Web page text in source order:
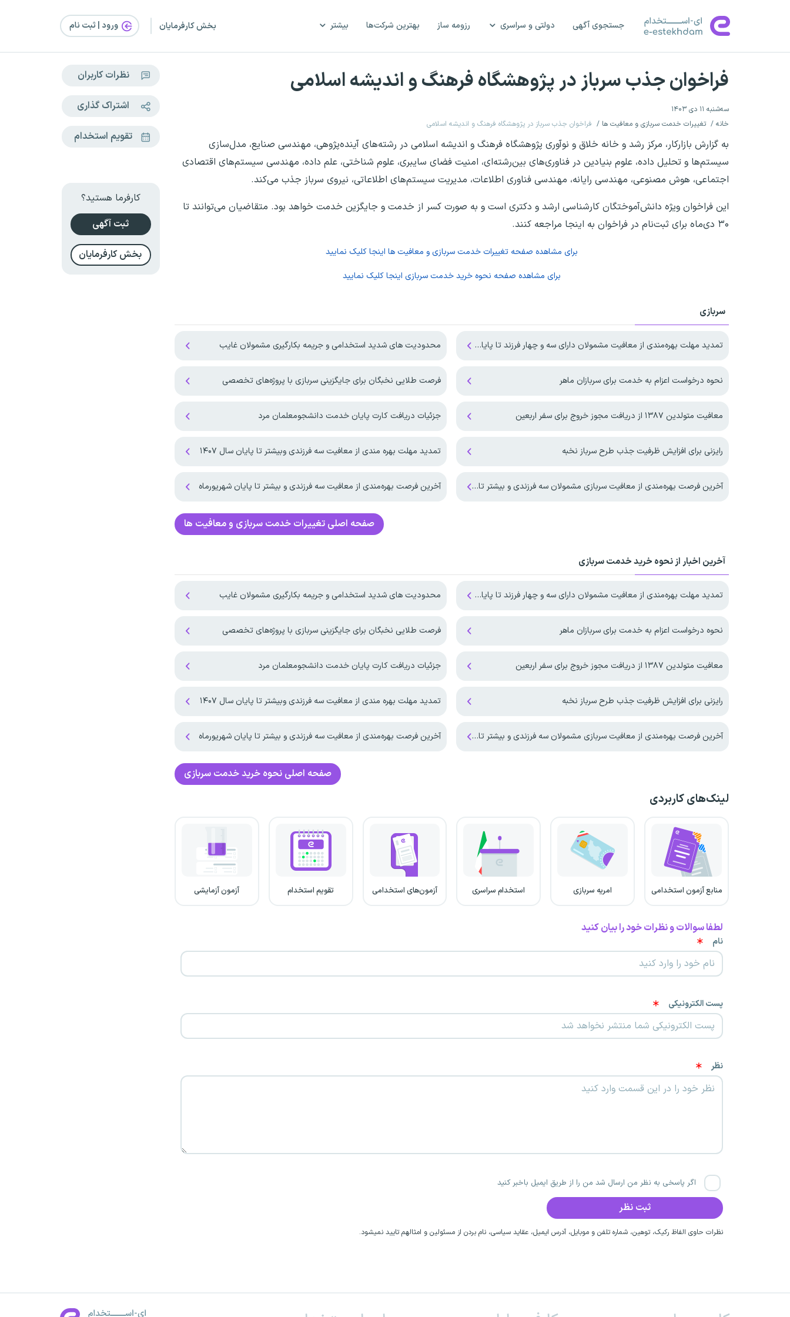
جستجوی آگهی دولتی و سراسری رزومه ساز بهترین شرکت‌ها بیشتر بخش کارفرمایان ورود | ثبت‌ نام
فراخوان جذب سرباز در پژوهشگاه فرهنگ و اندیشه اسلامی
سه‌شنبه ۱۱ دی ۱۴۰۳
خانه
تغییرات خدمت سربازی و معافیت ها فراخوان جذب سرباز در پژوهشگاه فرهنگ و اندیشه اسلامی
به گزارش بازارکار، مرکز رشد و خانه خلاق و نوآوری پژوهشگاه فرهنگ و اندیشه اسلامی در رشته‌های آینده‌پژوهی، مهندسی صنایع، مدل‌سازی
سیستم‌ها و تحلیل داده، علوم بنیادین در فناوری‌های بین‌رشته‌ای، امنیت فضای سایبری، علوم شناختی، علم داده، مهندسی سیستم‌های اقتصادی
اجتماعی، هوش مصنوعی، مهندسی رایانه، مهندسی فناوری اطلاعات، مدیریت سیستم‌های اطلاعاتی، نیروی سرباز جذب می‌کند.
این فراخوان ویژه دانش‌آموختگان کارشناسی ارشد و دکتری است و به صورت کسر از خدمت و جایگزین خدمت خواهد بود. متقاضیان می‌توانند تا
۳۰ دی‌ماه برای ثبت‌نام در فراخوان به اینجا مراجعه کنند.
برای مشاهده صفحه تغییرات خدمت سربازی و معافیت ها اینجا کلیک نمایید
برای مشاهده صفحه نحوه خرید خدمت سربازی اینجا کلیک نمایید
سربازی
تمدید مهلت بهره‌مندی از معافیت مشمولان دارای سه و چهار فرزند تا پایان ۱۴۰۷ محدودیت های شدید استخدامی و جریمه بکارگیری مشمولان غایب
نحوه درخواست اعزام به خدمت برای سربازان ماهر فرصت طلایی نخبگان برای جایگزینی سربازی با پروژه‌های تخصصی
معافیت متولدین ۱۳۸۷ از دریافت مجوز خروج برای سفر اربعین جزئیات دریافت کارت پایان خدمت دانشجومعلمان مرد
رایزنی برای افزایش ظرفیت جذب طرح سرباز نخبه تمدید مهلت بهره مندی از معافیت سه فرزندی وبیشتر تا پایان سال ۱۴۰۷ ‌
آخرین فرصت بهره‌مندی از معافیت سربازی مشمولان سه فرزندی و بیشتر تا پایان شهریور ماه ۱۴۰۵ آخرین فرصت بهره‌مندی از معافیت سه فرزندی و بیشتر تا پایان شهریورماه
صفحه اصلیتغییرات خدمت سربازی و معافیت ها
آخرین اخبار از نحوه خرید خدمت سربازی
تمدید مهلت بهره‌مندی از معافیت مشمولان دارای سه و چهار فرزند تا پایان ۱۴۰۷ محدودیت های شدید استخدامی و جریمه بکارگیری مشمولان غایب
نحوه درخواست اعزام به خدمت برای سربازان ماهر فرصت طلایی نخبگان برای جایگزینی سربازی با پروژه‌های تخصصی
معافیت متولدین ۱۳۸۷ از دریافت مجوز خروج برای سفر اربعین جزئیات دریافت کارت پایان خدمت دانشجومعلمان مرد
رایزنی برای افزایش ظرفیت جذب طرح سرباز نخبه تمدید مهلت بهره مندی از معافیت سه فرزندی وبیشتر تا پایان سال ۱۴۰۷ ‌
آخرین فرصت بهره‌مندی از معافیت سربازی مشمولان سه فرزندی و بیشتر تا پایان شهریور ماه ۱۴۰۵ آخرین فرصت بهره‌مندی از معافیت سه فرزندی و بیشتر تا پایان شهریورماه
صفحه اصلینحوه خرید خدمت سربازی
لینک‌های کاربردی
منابع آزمون استخدامی امریه سربازی استخدام سراسری آزمون‌های استخدامی تقویم استخدام آزمون آزمایشی
لطفا سوالات و نظرات خود را بیان کنید
نام
پست الکترونیکی
نظر
اگر پاسخی به نظر من ارسال شد من را از طریق ایمیل باخبر کنید
نظرات حاوی الفاظ رکیک، توهین، شماره تلفن و موبایل، آدرس ایمیل، عقاید سیاسی، نام بردن از مسئولین و امثالهم تایید نمیشود.
نظرات کاربران
اشتراک گذاری
تقویم استخدام
کارفرما هستید؟
ثبت آگهی
بخش کارفرمایان